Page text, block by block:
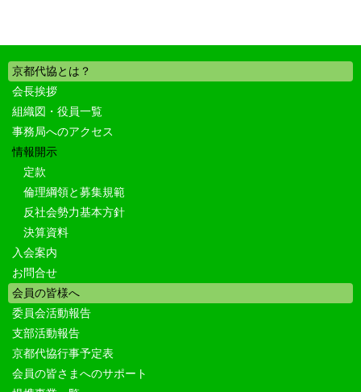
京都代協とは？
会長挨拶
組織図・役員一覧
事務局へのアクセス
情報開示
定款
倫理綱領と募集規範
反社会勢力基本方針
決算資料
入会案内
お問合せ
会員の皆様へ
委員会活動報告
支部活動報告
京都代協行事予定表
会員の皆さまへのサポート